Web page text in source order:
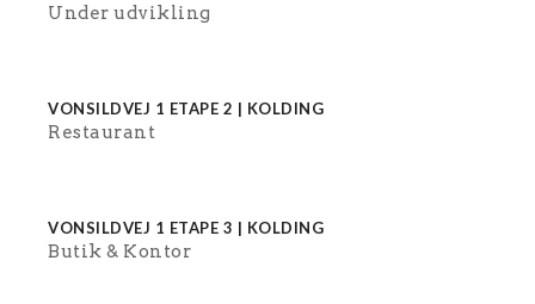
Under udvikling
VONSILDVEJ 1 ETAPE 2 | KOLDING
Restaurant
VONSILDVEJ 1 ETAPE 3 | KOLDING
Butik Kontor